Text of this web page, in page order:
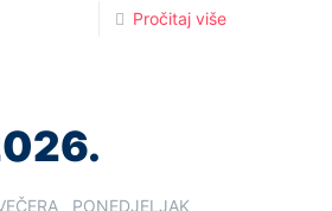
Pročitaj više
PONEDJELJAK